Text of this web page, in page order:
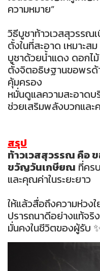
ความหมาย”
วิธีบูชาท้าวเวสสุวรรณ
ตั้งในที่สะอาด เหมาะสม
บูชาด้วยน้ำแดง ดอกไ
ตั้งจิตอธิษฐานขอพรด้
คุ้มครอง
หมั่นดูแลความสะอาด
ช่วยเสริมพลังบวกและ
สรุป
ท้าวเวสสุวรรณ คือ
ขวัญวันเกษียณ ที่คร
และคุณค่าในระยะยาว
ให้แล้วสื่อถึงความห่วง
ปรารถนาดีอย่างแท้จริ
มั่นคงในชีวิตของผู้รับ